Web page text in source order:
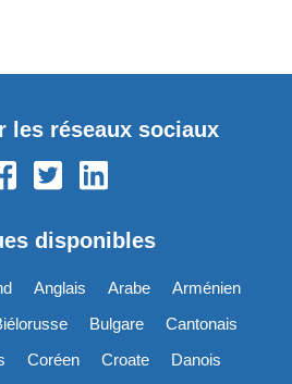
les réseaux sociaux
disponibles
Anglais Arabe
Arménien
Bulgare
Cantonais
Coréen Croate
Danois